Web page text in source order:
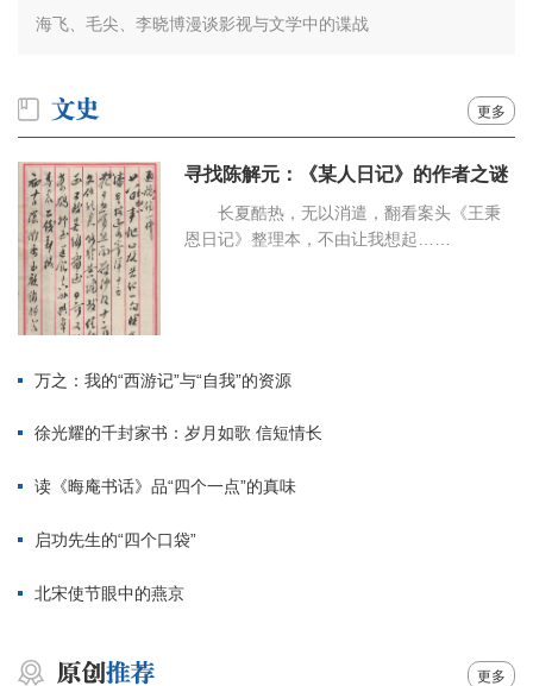
海飞、毛尖、李晓博漫谈影视与文学中的谍战
更多
寻找陈解元：《某人日记》的作者之谜
长夏酷热，无以消遣，翻看案头《王秉
恩日记》整理本，不由让我想起……
万之：我的“西游记”与“自我”的资源
徐光耀的千封家书：岁月如歌 信短情长
读《晦庵书话》品“四个一点”的真味
启功先生的“四个口袋”
北宋使节眼中的燕京
更多